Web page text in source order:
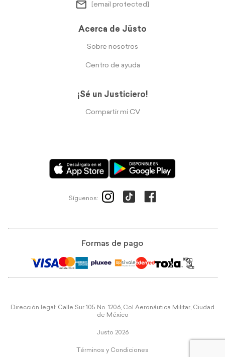
[email protected]
Acerca de Jüsto
Sobre nosotros
Centro de ayuda
¡Sé un Justiciero!
Compartir mi CV
Síguenos:
Formas de pago
Dirección legal: Calle Sur 105 No. 1206, Col Aeronáutica Militar, Ciudad
de México
Justo 2026
Términos y Condiciones